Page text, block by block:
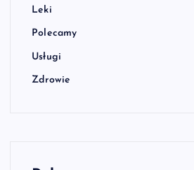
Leki
Polecamy
Usługi
Zdrowie